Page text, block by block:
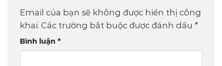
Email của bạn sẽ không được hiển thị công
khai. Các trường bắt buộc được đánh dấu *
Bình luận *